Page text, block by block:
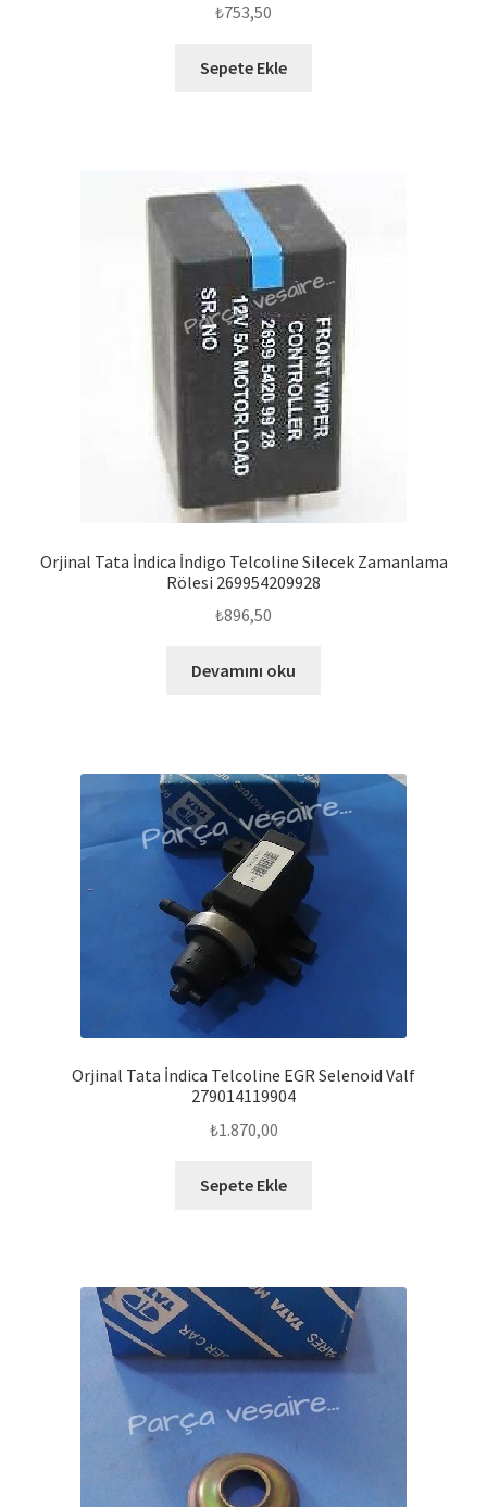
₺753,50
Sepete Ekle
Orjinal Tata İndica İndigo Telcoline Silecek Zamanlama
Rölesi 269954209928
₺896,50
Devamını oku
Orjinal Tata İndica Telcoline EGR Selenoid Valf
279014119904
₺1.870,00
Sepete Ekle